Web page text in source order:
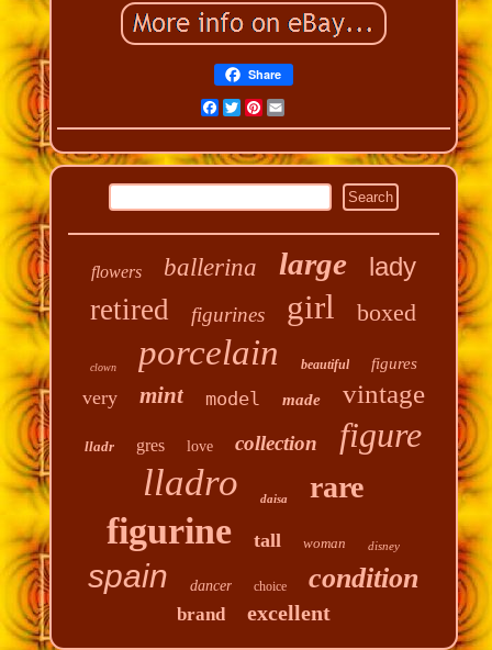
Share
Facebook
Twitter
Pinterest
Email
flowers ballerina large lady
retired figurines girl boxed
clown porcelain beautiful figures
very mint model made vintage
lladr gres love collection figure
lladro daisa rare
figurine tall woman disney
spain dancer choice condition
brand excellent